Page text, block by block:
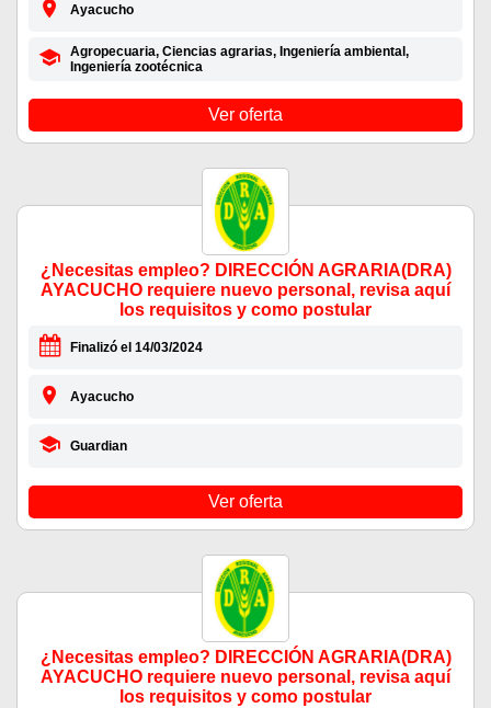
Ayacucho
Agropecuaria, Ciencias agrarias, Ingeniería ambiental,
Ingeniería zootécnica
Ver oferta
¿Necesitas empleo? DIRECCIÓN AGRARIA(DRA)
AYACUCHO requiere nuevo personal, revisa aquí
los requisitos y como postular
Finalizó el 14/03/2024
Ayacucho
Guardian
Ver oferta
¿Necesitas empleo? DIRECCIÓN AGRARIA(DRA)
AYACUCHO requiere nuevo personal, revisa aquí
los requisitos y como postular